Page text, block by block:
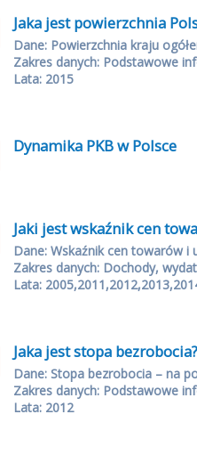
Jaka jest powierzchnia
Dane: Powierzchnia kraju
Zakres danych: Podstawowe
Lata: 2015
Dynamika PKB w Polsce
Jaki jest wskaźnik cen
Dane: Wskaźnik cen towarów i
Zakres danych: Dochody,
Lata:
Jaka jest stopa bezrobocia?
Dane: Stopa bezrobocia – na
Zakres danych: Podstawowe
Lata: 2012